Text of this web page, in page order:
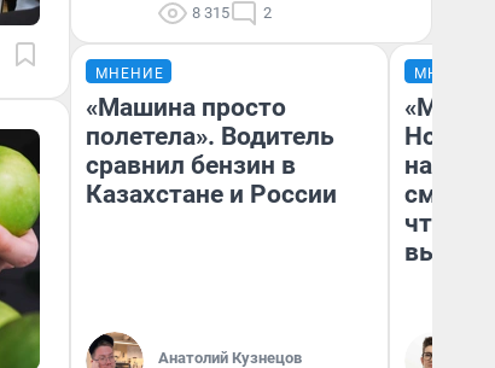
8 315 2
МНЕНИЕ
«Машина просто
полетела». Водитель
сравнил бензин в
Казахстане и России
Анатолий Кузнецов
МНЕНИЕ
«Мы
чтобы